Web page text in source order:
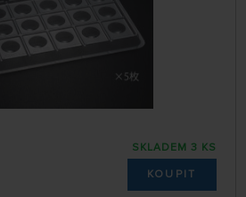
SKLADEM 3 KS
KOUPIT